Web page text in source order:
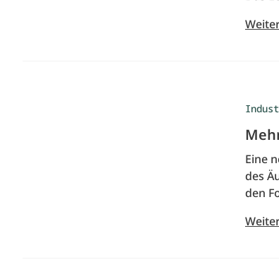
Eine
des
den